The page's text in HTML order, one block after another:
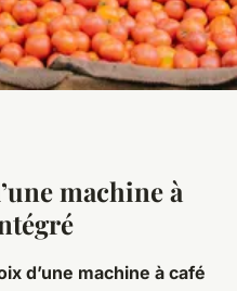
la machine à
intégré pour
frais ?
machine à
d’une machine à café